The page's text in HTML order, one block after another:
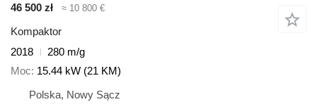
46 500 zł
≈ 10 800 €
Kompaktor
2018
280 m/g
Moc 15.44 kW (21 KM)
Polska, Nowy Sącz